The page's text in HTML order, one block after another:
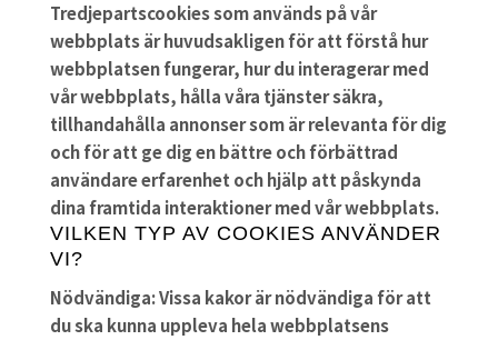
Tredjepartscookies som används på vår
webbplats är huvudsakligen för att förstå hur
webbplatsen fungerar, hur du interagerar med
vår webbplats, hålla våra tjänster säkra,
tillhandahålla annonser som är relevanta för dig
och för att ge dig en bättre och förbättrad
användare erfarenhet och hjälp att påskynda
dina framtida interaktioner med vår webbplats.
VILKEN TYP AV COOKIES ANVÄNDER
VI?
Nödvändiga:Vissa kakor är nödvändiga för att
du ska kunna uppleva hela webbplatsens